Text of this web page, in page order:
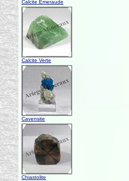
Calcite Emeraude
Calcite Verte
Cavensite
Chiastolite